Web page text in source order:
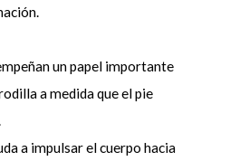
un papel importante
a medida que el pie
a impulsar el cuerpo hacia